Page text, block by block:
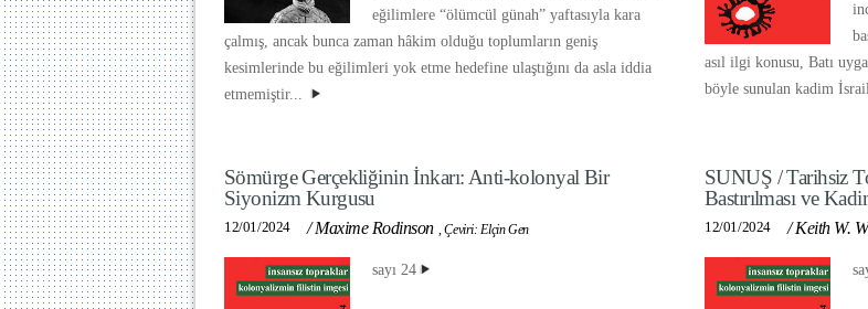
eğilimlere “ölümcül günah” yaftasıyla kara
çalmış, ancak bunca zaman hâkim olduğu toplumların geniş
kesimlerinde bu eğilimleri yok etme hedefine ulaştığını da asla iddia
etmemiştir...
asıl ilgi konusu, Batı
böyle sunulan kadim
Sömürge Gerçekliğinin İnkarı: Anti-kolonyal Bir
Siyonizm Kurgusu
12/01/2024 /Maxime Rodinson ,Çeviri: Elçin Gen
sayı 24
SUNUŞ / Tarihsiz
Bastırılması ve
12/01/2024 /Keith W.